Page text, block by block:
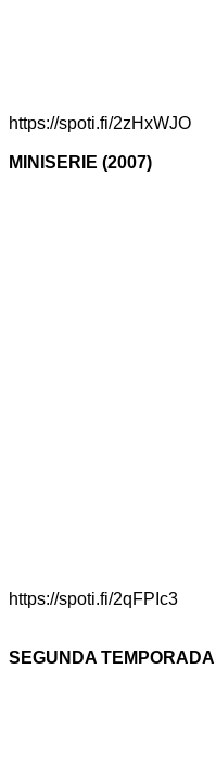
https://spoti.fi/2zHxWJO
MINISERIE (2007)
https://spoti.fi/2qFPIc3
SEGUNDA